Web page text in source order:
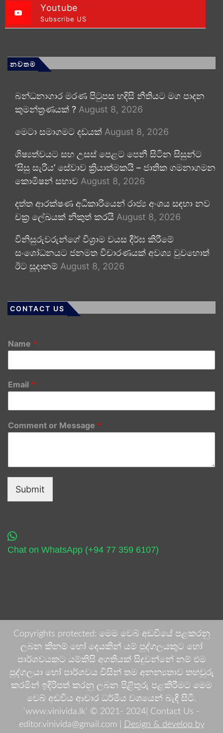
Youtube
Subscribe US
නවතම
බන්ධනාගාර මරණ පිටුපස හදිසි නීතියට මග පාදන
කුමන්ත්‍රණයක් ? August 8, 2026
මෙටා සමාගමට දඩයක් August 8, 2026
ශිෂ්‍යත්වයට සහ උසස් පෙළට පෙනී සිටින සිසුන්ට
‘සිසු සැරිය’ සේවාව ක්‍රියාත්මකයි – ජාතික ගමනාගමන
කොමිෂන් සභාව August 8, 2026
දත්ත ආරක්ෂණ අධිකාරියෙන් රාජ්‍ය අංශය සඳහා නව
චක්‍ර ලේඛයක් නිකුත් කරයි August 8, 2026
විනිසුරුවරුන්ගේ විශ්‍රාම වයස දීර්ඝ කිරීමේ
සංශෝධනයට ජනමත විචාරණයක් අවශ්‍ය වුවහොත්
ඊට සූදානම් August 8, 2026
CONTACT US
Name *
Email *
Comment or Message *
Submit
Chat on WhatsApp (+94 77 359 6107)
Copyrights protected: මෙම වෙබ් අඩවියේ පළකරනු
ලබන කිනම් හෝ දෙයකින් යම් පුද්ගලයකුට හෝ
පාර්ශවයකට යම්කිසි අගතියක් සිදුවන්නේ නම් එම
පුද්ගලයා හෝ පාර්ශවය විසින් තම අනන්‍යතාව තහවුරු
කරමින් ඉදිරිපත් කරනු ලබන පිළිතුරු පළකිරීමට මෙම
වෙබ් අඩවිය ආචාර ධර්මීය වශයෙන් බැඳී සිටී.
'www.vinivida.lk' © 2021- 2024| Contact Us -
editor.vinivida@gmail.com |
Design & develop by